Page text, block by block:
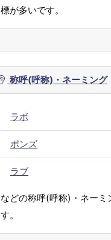
標が多いです。
称呼(呼称)・ネーミング
ラボ
ポンズ
ラブ
などの称呼(呼称)・ネー
す。